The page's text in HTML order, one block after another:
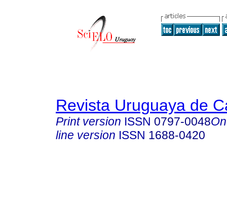
Revista Uruguaya de
Print version ISSN 0797-0048
line version ISSN 1688-0420